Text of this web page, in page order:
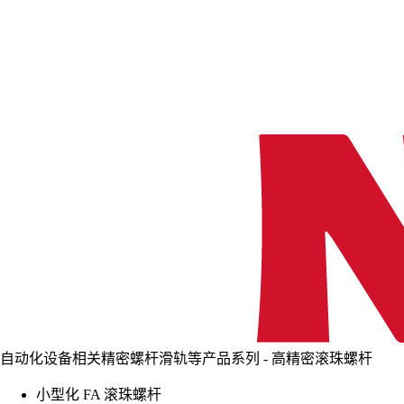
自动化设备相关精密螺杆滑轨等产品系列 - 高精密滚珠螺杆
小型化 FA 滚珠螺杆